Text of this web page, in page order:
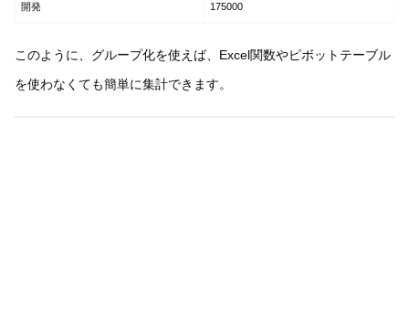
開発 175000
このように、グループ化を使えば、Excel関数やピボットテーブル
を使わなくても簡単に集計できます。